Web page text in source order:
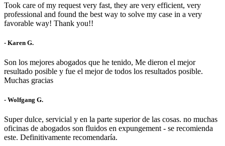
Took care of my request very fast, they are very efficient, very
professional and found the best way to solve my case in a very
favorable way! Thank you!!
- Karen G.
Son los mejores abogados que he tenido, Me dieron el mejor
resultado posible y fue el mejor de todos los resultados posible.
Muchas gracias
- Wolfgang G.
Super dulce, servicial y en la parte superior de las cosas. no muchas
oficinas de abogados son fluidos en expungement - se recomienda
este. Definitivamente recomendaría.